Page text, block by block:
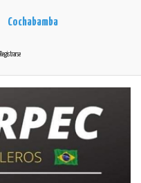
Cochabamba
Registrarse